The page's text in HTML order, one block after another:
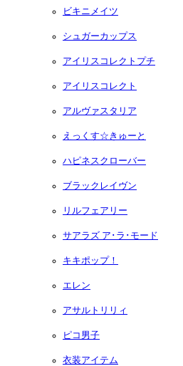
ビキニメイツ
シュガーカップス
アイリスコレクトプチ
アイリスコレクト
アルヴァスタリア
えっくす☆きゅーと
ハピネスクローバー
ブラックレイヴン
リルフェアリー
サアラズ ア･ラ･モード
キキポップ！
エレン
アサルトリリィ
ピコ男子
衣装アイテム